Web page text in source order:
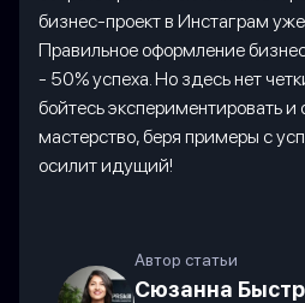
бизнес-проект в Инстаграм
Правильное оформление
- 50% успеха. Но здесь нет
бойтесь экспериментировать и
мастерство, беря примеры с
осилит идущий!
Автор статьи
Сюзанна